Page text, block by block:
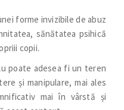
forme invizibile de abuz
sănătatea psihică
copii.
poate adesea fi un teren
și manipulare, mai ales
mai în vârstă și